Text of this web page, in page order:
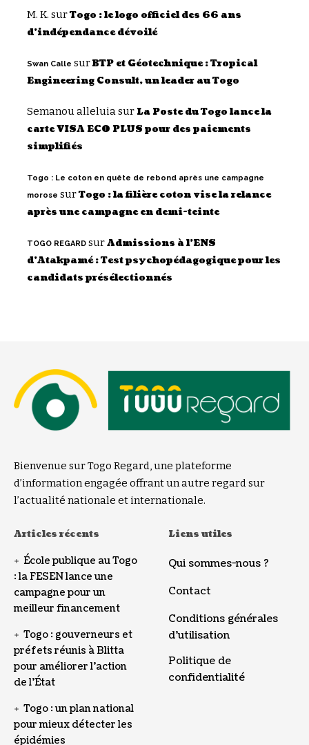
M. K. surTogo : le logo officiel des 66 ans
d’indépendance dévoilé
Swan Calle surBTP et Géotechnique : Tropical
Engineering Consult, un leader au Togo
Semanou alleluiasurLa Poste du Togo lance la
carte VISA ECO PLUS pour des paiements
simplifiés
Togo : Le coton en quête de rebond après une campagne
morose surTogo : la filière coton vise la relance
après une campagne en demi-teinte
TOGO REGARD surAdmissions à l’ENS
d’Atakpamé : Test psychopédagogique pour les
candidats présélectionnés
Bienvenue sur Togo Regard, une plateforme
d’information engagée offrant un autre regard sur
l’actualité nationale et internationale.
Articles récents
École publique au Togo
: la FESEN lance une
campagne pour un
meilleur financement
Togo : gouverneurs et
préfets réunis à Blitta
pour améliorer l’action
de l’État
Togo : un plan national
pour mieux détecter les
épidémies
Liens utiles
Qui sommes-nous ?
Contact
Conditions générales
d’utilisation
Politique de
confidentialité